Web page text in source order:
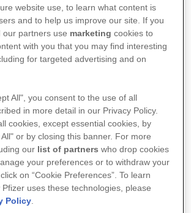
med Professor Robert
gives her er af generel karakter
rådgivning af egen læge eller
sundhedspersonale.
PATIENTHISTORIER
website use, to learn what content is
and to help us improve our site. If you
our partners use marketing cookies to
with you that you may find interesting
for targeted advertising and on
All", you consent to the use of all
in more detail in our Privacy Policy.
cookies, except essential cookies, by
or by closing this banner. For more
our list of partners who drop cookies
your preferences or to withdraw your
on “Cookie Preferences”. To learn
uses these technologies, please
Policy